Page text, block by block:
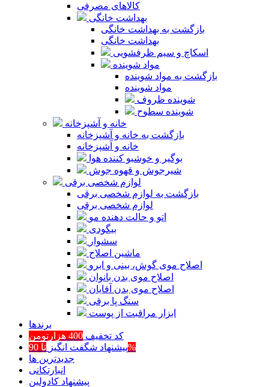
کالاهای مصرفی
بهداشت خانگی
بازگشت به بهداشت خانگی
بهداشت خانگی
اسکاچ و سیم ظرفشویی
مواد شوینده
بازگشت به مواد شوینده
مواد شوینده
شوینده ظروف
شوینده سطوح
خانه و آشپزخانه
بازگشت به خانه و آشپزخانه
خانه و آشپزخانه
بوگیر و خوشبو کننده هوا
شیرجوش و قهوه جوش
لوازم شخصی برقی
بازگشت به لوازم شخصی برقی
لوازم شخصی برقی
اتو و حالت دهنده مو
بیگودی
سشوار
ماشین اصلاح
اصلاح موی گوش، بینی و ابرو
اصلاح موی بدن بانوان
اصلاح موی بدن آقایان
سنگ پا برقی
ابزار مراقبت از پوست
برند‌ها
کد تخفیف 400 هزارتومن
پیشنهاد شگفت انگیزتا 90%
جدیدترین ها
انبارتکانی
پیشنهاد کادولین